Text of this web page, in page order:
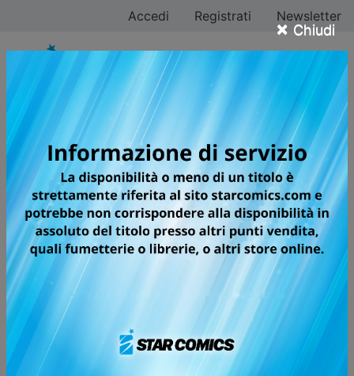
× Chiudi
Accedi Registrati Newsletter
I CAVALIERI DELLO
ZODIACO - SAINT
SEIYA: TIME
ODYSSEY
Volumi totali: 5 — Volumi pubblicati: 8
Un’opera supervisionata
direttamente dal maestro MASAMI
KURUMADA